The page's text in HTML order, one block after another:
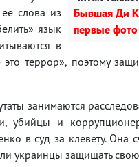
Бывшая Ди
первые
слова из
язык
в
террор», поэтому
занимаются
убийцы и
в суд за клевету. Она
украинцы защищать свою